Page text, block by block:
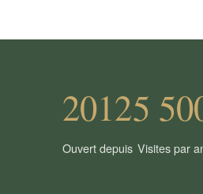
2012
Ouvert depuis
5
Visites par